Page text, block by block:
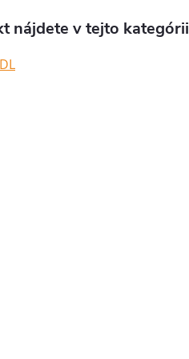
nájdete v tejto kategórii